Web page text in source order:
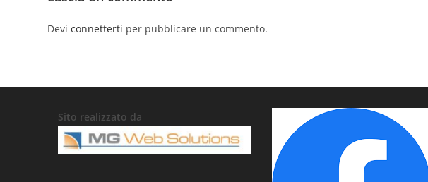
Deviconnetterti per pubblicare un commento.
Sito realizzato da